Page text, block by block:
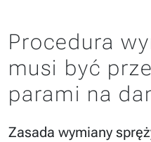
Procedura
musi być
parami na
Zasada wymiany